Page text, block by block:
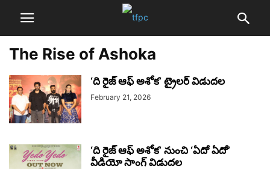
The Rise of Ashoka
‘ది రైజ్‌ ఆఫ్‌ అశోక’ ట్రైలర్‌ విడుదల
February 21, 2026
‘ది రైజ్ ఆఫ్ అశోక’ నుంచి ‘ఏదో ఏదో’
వీడియో సాంగ్ విడుదల